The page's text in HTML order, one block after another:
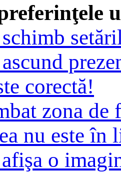
corectă!
zona de
nu este în
o